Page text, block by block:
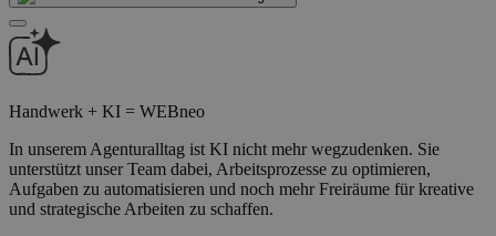
Handwerk + KI = WEBneo
In unserem Agenturalltag ist KI nicht mehr wegzudenken. Sie
unterstützt unser Team dabei, Arbeitsprozesse zu optimieren,
Aufgaben zu automatisieren und noch mehr Freiräume für kreative
und strategische Arbeiten zu schaffen.